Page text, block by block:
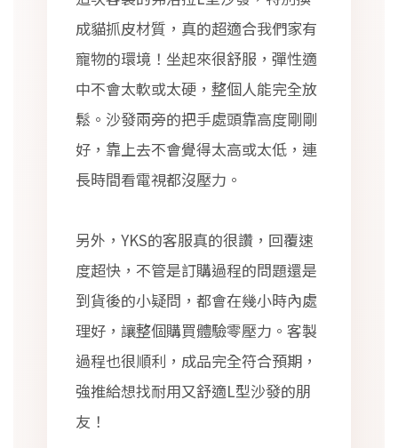
成貓抓皮材質，真的超適合我們家有
寵物的環境！坐起來很舒服，彈性適
中不會太軟或太硬，整個人能完全放
鬆。沙發兩旁的把手處頭靠高度剛剛
好，靠上去不會覺得太高或太低，連
長時間看電視都沒壓力。
另外，YKS的客服真的很讚，回覆速
度超快，不管是訂購過程的問題還是
到貨後的小疑問，都會在幾小時內處
理好，讓整個購買體驗零壓力。客製
過程也很順利，成品完全符合預期，
強推給想找耐用又舒適L型沙發的朋
友！